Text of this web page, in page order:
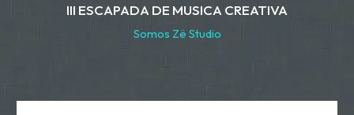
III ESCAPADA DE MUSICA CREATIVA
Somos Zë Studio